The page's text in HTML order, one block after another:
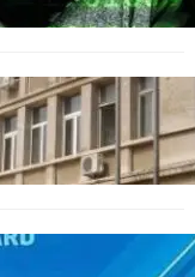
обвинен за
в сила